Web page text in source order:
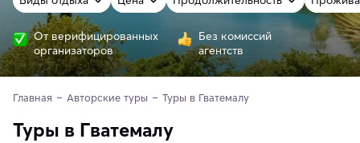
От верифицированных
организаторов
Без комиссий
агентств
Главная Авторские туры Туры в Гватемалу
Туры в Гватемалу